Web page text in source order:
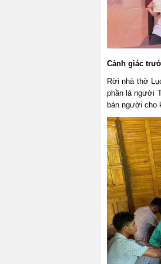
Cảnh giác
Rời nhà thờ
phần là người
bán người cho